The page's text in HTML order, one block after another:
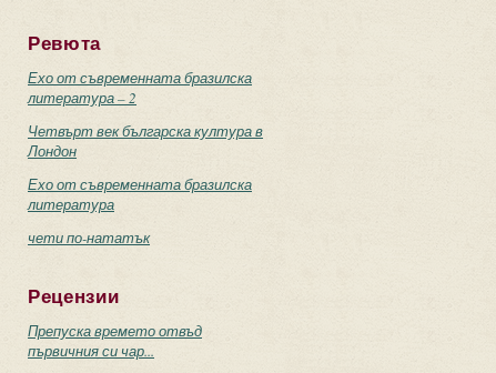
Ревюта
Ехо от съвременната бразилска
литература – 2
Четвърт век българска култура в
Лондон
Ехо от съвременната бразилска
литература
чети по-нататък
Рецензии
Препуска времето отвъд
първичния си чар...